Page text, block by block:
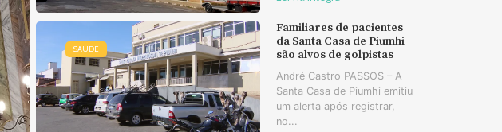
SAÚDE
Familiares de pacientes
da Santa Casa de Piumhi
são alvos de golpistas
André Castro PASSOS – A
Santa Casa de Piumhi emitiu
um alerta após registrar,
no...